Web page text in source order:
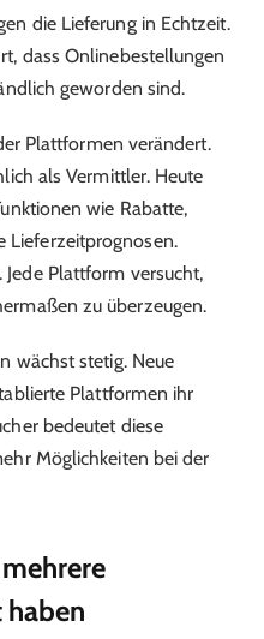
die Lieferung in Echtzeit.
dass Onlinebestellungen
geworden sind.
Plattformen verändert.
als Vermittler. Heute
wie Rabatte,
Lieferzeitprognosen.
Plattform versucht,
zu überzeugen.
wächst stetig. Neue
Plattformen ihr
bedeutet diese
Möglichkeiten bei der